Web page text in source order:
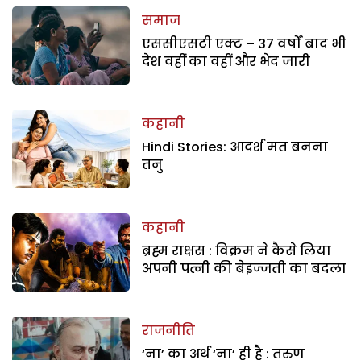
समाज
एससीएसटी एक्ट – 37 वर्षों बाद भी
देश वहीं का वहीं और भेद जारी
कहानी
Hindi Stories: आदर्श मत बनना
तनु
कहानी
ब्रह्म राक्षस : विक्रम ने कैसे लिया
अपनी पत्नी की बेइज्जती का बदला
राजनीति
‘ना’ का अर्थ ‘ना’ ही है : तरुण